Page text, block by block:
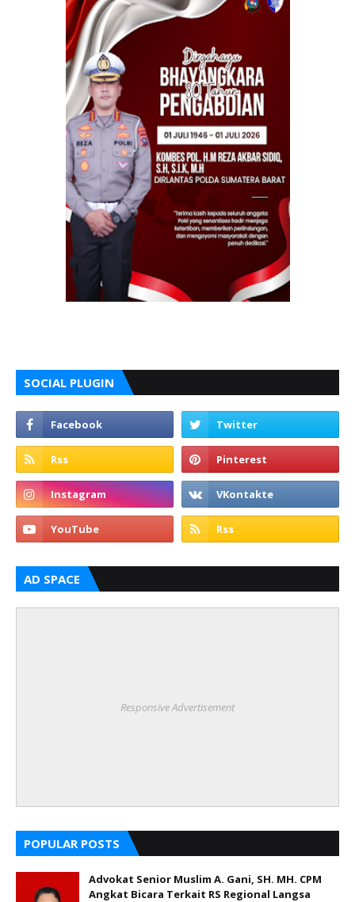
SOCIAL PLUGIN
AD SPACE
Responsive Advertisement
POPULAR POSTS
Advokat Senior Muslim A. Gani, SH. MH. CPM
Angkat Bicara Terkait RS Regional Langsa